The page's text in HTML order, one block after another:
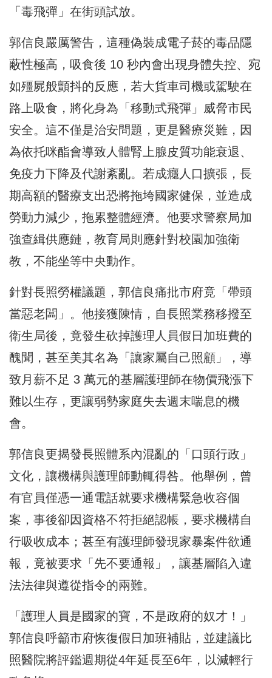
「毒飛彈」在街頭試放。
郭信良嚴厲警告，這種偽裝成電子菸的毒品隱
蔽性極高，吸食後 10 秒內會出現身體失控、宛
如殭屍般顫抖的反應，若大貨車司機或駕駛在
路上吸食，將化身為「移動式飛彈」威脅市民
安全。這不僅是治安問題，更是醫療災難，因
為依托咪酯會導致人體腎上腺皮質功能衰退、
免疫力下降及代謝紊亂。若成癮人口擴張，長
期高額的醫療支出恐將拖垮國家健保，並造成
勞動力減少，拖累整體經濟。他要求警察局加
強查緝供應鏈，教育局則應針對校園加強衛
教，不能坐等中央動作。
針對長照勞權議題，郭信良痛批市府竟「帶頭
當惡老闆」。他接獲陳情，自長照業務移撥至
衛生局後，竟發生砍掉護理人員假日加班費的
醜聞，甚至美其名為「讓家屬自己照顧」，導
致月薪不足 3 萬元的基層護理師在物價飛漲下
難以生存，更讓弱勢家庭失去週末喘息的機
會。
郭信良更揭發長照體系內混亂的「口頭行政」
文化，讓機構與護理師動輒得咎。他舉例，曾
有官員僅憑一通電話就要求機構緊急收容個
案，事後卻因資格不符拒絕認帳，要求機構自
行吸收成本；甚至有護理師發現家暴案件欲通
報，竟被要求「先不要通報」，讓基層陷入違
法法律與遵從指令的兩難。
「護理人員是國家的寶，不是政府的奴才！」
郭信良呼籲市府恢復假日加班補貼，並建議比
照醫院將評鑑週期從4年延長至6年，以減輕行